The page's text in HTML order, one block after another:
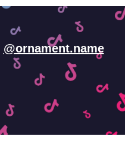
@ornament.name